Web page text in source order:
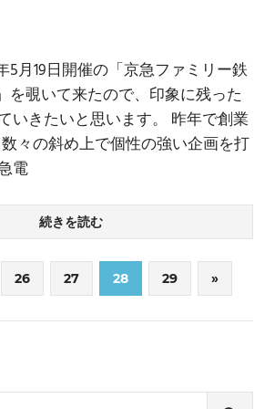
5月19日開催の「京急ファミリー鉄
を覗いて来たので、印象に残った
いきたいと思います。 昨年で創業
々の斜め上で個性の強い企画を打
電
続きを読む
26 27 28 29
次
の
記
»